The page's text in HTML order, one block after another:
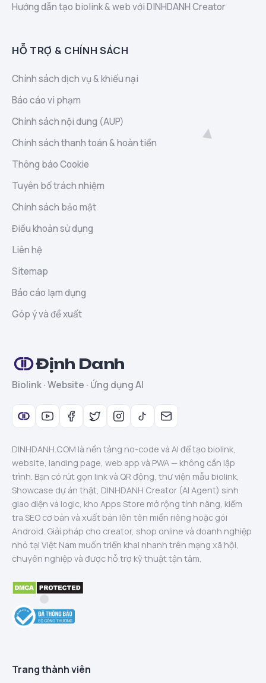
Hướng dẫn tạo biolink & web với DINHDANH Creator
HỖ TRỢ & CHÍNH SÁCH
Chính sách dịch vụ & khiếu nại
Báo cáo vi phạm
Chính sách nội dung (AUP)
Chính sách thanh toán & hoàn tiền
Thông báo Cookie
Tuyên bố trách nhiệm
Chính sách bảo mật
Điều khoản sử dụng
Liên hệ
Sitemap
Báo cáo lạm dụng
Góp ý và đề xuất
Định Danh
Biolink · Website · Ứng dụng AI
DINHDANH.COM là nền tảng no-code và AI để tạo biolink,
website, landing page, web app và PWA — không cần lập
trình. Bạn có rút gọn link và QR động, thư viện mẫu biolink,
Showcase dự án thật, DINHDANH Creator (AI Agent) sinh
giao diện và logic, kho Apps Store mở rộng tính năng, kiểm
tra SEO cơ bản và xuất bản lên tên miền riêng hoặc gói
Android. Giải pháp cho creator, shop online và doanh nghiệp
nhỏ tại Việt Nam muốn triển khai nhanh trên mạng xã hội,
chuyên nghiệp và được hỗ trợ kỹ thuật tận tâm.
Trang thành viên